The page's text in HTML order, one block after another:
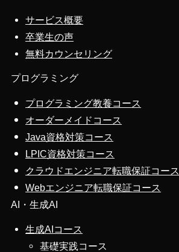
サービス概要
卒業生の声
無料カウンセリング
プログラミング
プログラミング教養コース
オーダーメイドコース
Java資格対策コース
LPIC資格対策コース
クラウドエンジニア転職保証コース
Webエンジニア転職保証コース
AI・生成AI
生成AIコース
基礎実践コース